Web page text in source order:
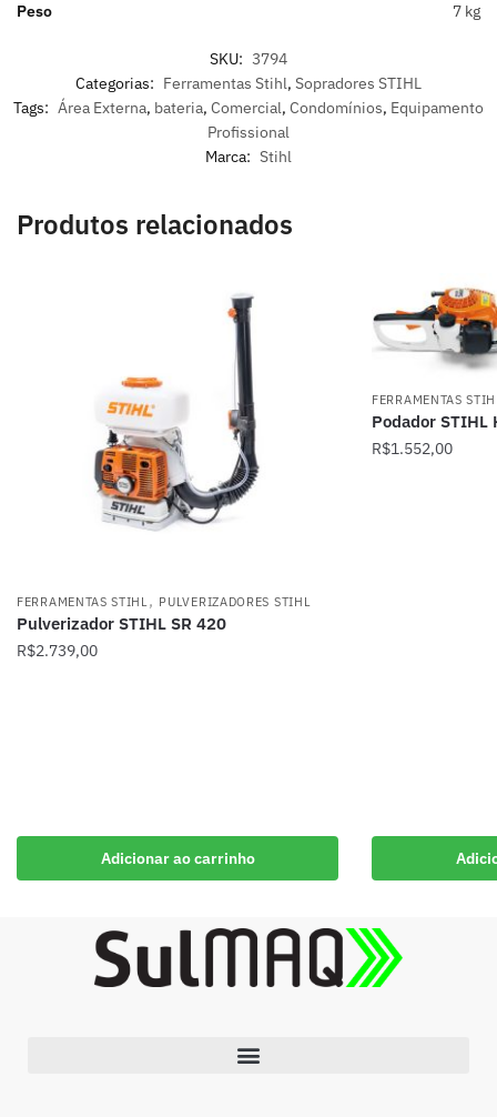
Peso 7 kg
SKU: 3794
Categorias: Ferramentas Stihl, Sopradores STIHL
Tags: Área Externa, bateria, Comercial, Condomínios, Equipamento
Profissional
Marca: Stihl
Produtos relacionados
FERRAMENTAS STIHL , PULVERIZADORES STIHL
Pulverizador STIHL SR 420
R$2.739,00
Adicionar ao carrinho
FERRAMENTAS
Podador STIHL
R$1.552,00